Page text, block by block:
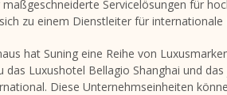
Servicelösungen für
zu einem Dienstleiter für internationale
hat Suning eine Reihe von
das Luxushotel Bellagio Shanghai und
Diese Unternehmseinheiten